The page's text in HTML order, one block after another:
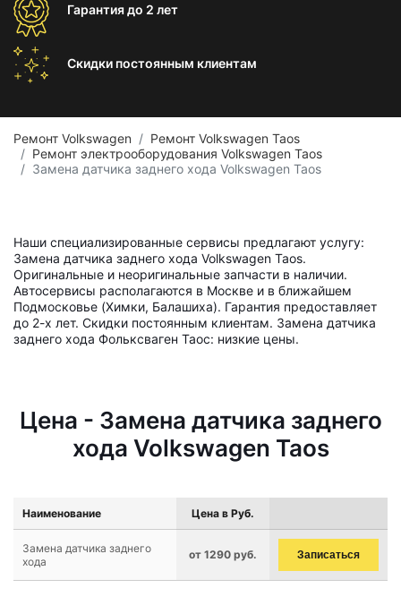
Гарантиядо 2 лет
Скидки постоянным клиентам
Ремонт Volkswagen
Ремонт Volkswagen Taos
Ремонт электрооборудования Volkswagen Taos
Замена датчика заднего хода Volkswagen Taos
Наши специализированные сервисы предлагают услугу:
Замена датчика заднего хода Volkswagen Taos.
Оригинальные и неоригинальные запчасти в наличии.
Автосервисы располагаются в Москве и в ближайшем
Подмосковье (Химки, Балашиха). Гарантия предоставляет
до 2-х лет. Скидки постоянным клиентам. Замена датчика
заднего хода Фольксваген Таос: низкие цены.
Цена - Замена датчика заднего
хода Volkswagen Taos
Наименование Цена в Руб.
Замена датчика заднего
хода
от 1290 руб. Записаться